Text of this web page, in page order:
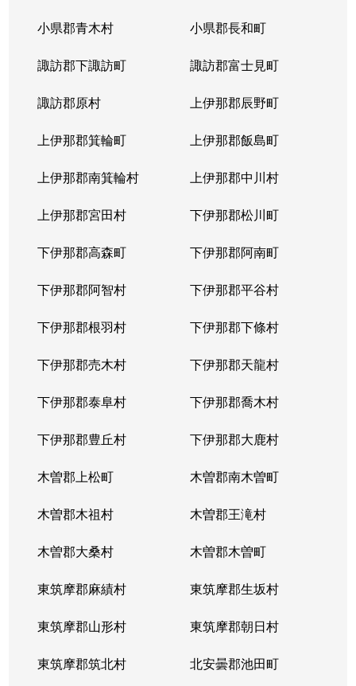
小県郡青木村 小県郡長和町
諏訪郡下諏訪町 諏訪郡富士見町
諏訪郡原村 上伊那郡辰野町
上伊那郡箕輪町 上伊那郡飯島町
上伊那郡南箕輪村 上伊那郡中川村
上伊那郡宮田村 下伊那郡松川町
下伊那郡高森町 下伊那郡阿南町
下伊那郡阿智村 下伊那郡平谷村
下伊那郡根羽村 下伊那郡下條村
下伊那郡売木村 下伊那郡天龍村
下伊那郡泰阜村 下伊那郡喬木村
下伊那郡豊丘村 下伊那郡大鹿村
木曽郡上松町 木曽郡南木曽町
木曽郡木祖村 木曽郡王滝村
木曽郡大桑村 木曽郡木曽町
東筑摩郡麻績村 東筑摩郡生坂村
東筑摩郡山形村 東筑摩郡朝日村
東筑摩郡筑北村 北安曇郡池田町